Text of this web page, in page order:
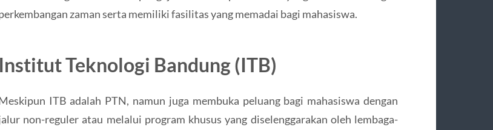
zaman serta memiliki fasilitas yang memadai bagi mahasiswa.
Institut Teknologi Bandung (ITB)
ITB adalah PTN, namun juga membuka peluang bagi mahasiswa dengan
non-reguler atau melalui program khusus yang diselenggarakan oleh lembaga-